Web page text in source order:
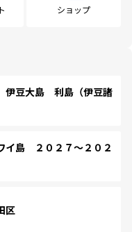
ショップ
豆大島 利島（伊豆諸
島 ２０２７～２０２
区